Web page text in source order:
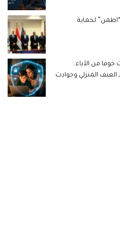
لحماية
خوفا من الآباء..
المنزلي وحوادث